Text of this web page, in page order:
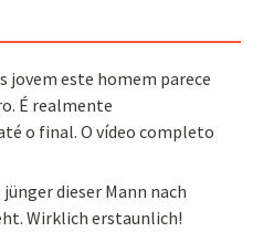
jovem este homem parece
É realmente
o final. O vídeo completo
dieser Mann nach
Wirklich erstaunlich!